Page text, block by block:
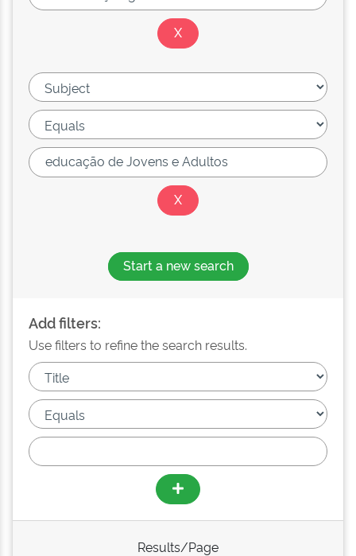
Start a new search
Add filters:
Use filters to refine the search results.
Results/Page